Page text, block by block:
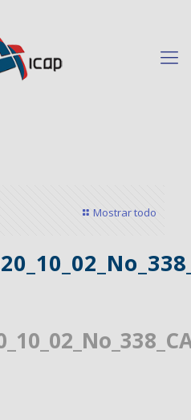
Mostrar todo